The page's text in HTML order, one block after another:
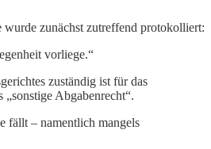
wurde zunächst zutreffend protokolliert:
vorliege.“
zuständig ist für das
Abgabenrecht“.
fällt – namentlich mangels